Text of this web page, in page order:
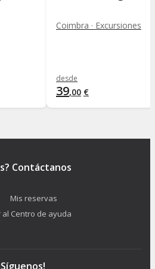
Coimbra · Excursiones
desde
39,00 €
Contáctanos
Mis reservas
al Centro de ayuda